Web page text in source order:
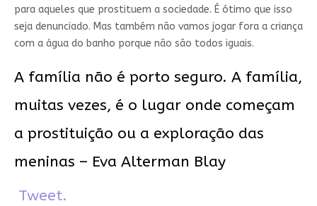
para aqueles que prostituem a sociedade. É ótimo que isso
seja denunciado. Mas também não vamos jogar fora a criança
com a água do banho porque não são todos iguais.
A família não é porto seguro. A família,
muitas vezes, é o lugar onde começam
a prostituição ou a exploração das
meninas – Eva Alterman Blay
Tweet.